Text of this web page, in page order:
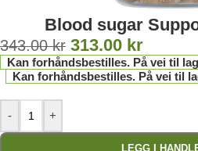
Blood sugar
343.00kr 313.00 kr
Kan forhåndsbestilles. På vei til
Kan forhåndsbestilles. På vei til
- +
LEGG I